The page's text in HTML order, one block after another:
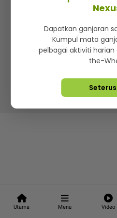
Utama Menu Video
Iklan di
Terma & Syarat
Lebih
Hakcipta Terpelihara ©2026.
Dapatkan ganjaran
Kumpul mata
pelbagai aktiviti
the-